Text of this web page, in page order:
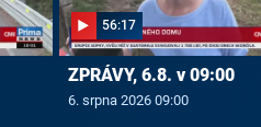
56:17
ZPRÁVY, 6.8. v 09:00
6. srpna 2026 09:00